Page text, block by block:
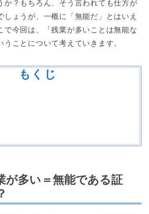
か？もちろん、そう言われても仕方が
しょうが、一概に「無能だ」とはいえ
で今回は、「残業が多いことは無能な
ことについて考えていきます。
もくじ
が多い＝無能である証